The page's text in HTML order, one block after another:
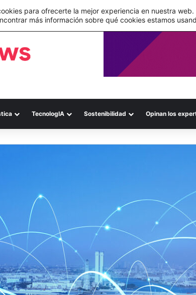
la implementación de su WMS en la nube
TecnologIA Sostenibilidad Opinan los
para ofrecerte la mejor experiencia en nuestra web.
más información sobre qué cookies estamos